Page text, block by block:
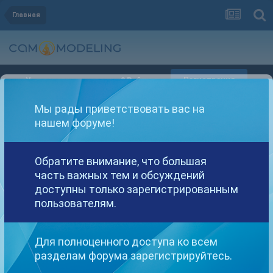
Главная
Уже зарегистрированы? Войти Регистрация
Другие варианты поиска
Найдено: 1 результат
Мы рады приветствовать вас на
нашем форуме!
Обратите внимание, что большая
часть важных тем и обсуждений
доступны только зарегистрированным
пользователям.
Для полноценного доступа ко всем
разделам форума зарегистрируйтесь.